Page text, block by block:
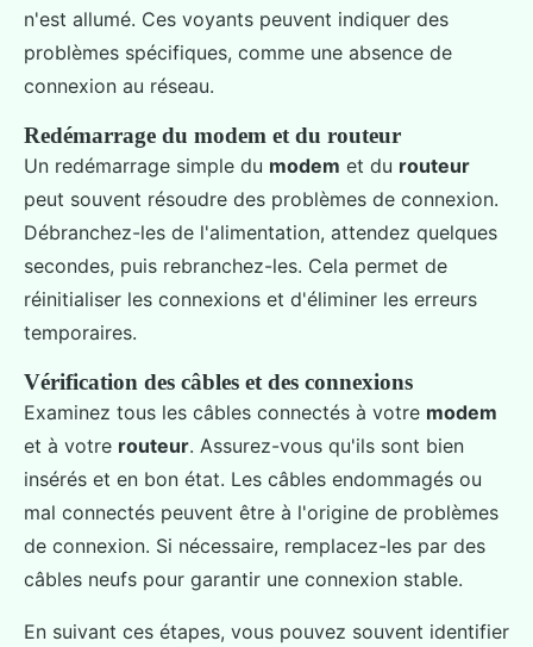
n'est allumé. Ces voyants peuvent indiquer des
problèmes spécifiques, comme une absence de
connexion au réseau.
Redémarrage du modem et du routeur
Un redémarrage simple du modem et du routeur
peut souvent résoudre des problèmes de connexion.
Débranchez-les de l'alimentation, attendez quelques
secondes, puis rebranchez-les. Cela permet de
réinitialiser les connexions et d'éliminer les erreurs
temporaires.
Vérification des câbles et des connexions
Examinez tous les câbles connectés à votre modem
et à votre routeur. Assurez-vous qu'ils sont bien
insérés et en bon état. Les câbles endommagés ou
mal connectés peuvent être à l'origine de problèmes
de connexion. Si nécessaire, remplacez-les par des
câbles neufs pour garantir une connexion stable.
En suivant ces étapes, vous pouvez souvent identifier